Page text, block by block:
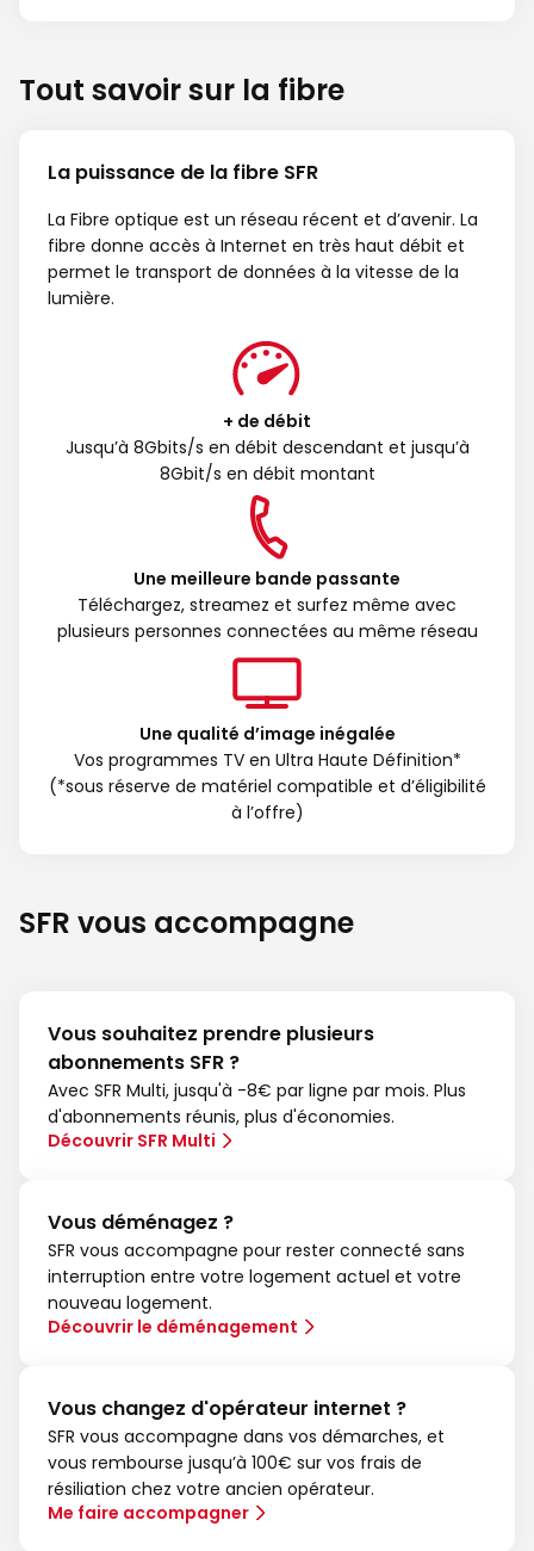
Tout savoir sur la fibre
La puissance de la fibre SFR
La Fibre optique est un réseau récent et d’avenir. La
fibre donne accès à Internet en très haut débit et
permet le transport de données à la vitesse de la
lumière.
+ de débit
Jusqu’à 8Gbits/s en débit descendant et jusqu’à
8Gbit/s en débit montant
Une meilleure bande passante
Téléchargez, streamez et surfez même avec
plusieurs personnes connectées au même réseau
Une qualité d’image inégalée
Vos programmes TV en Ultra Haute Définition*
(*sous réserve de matériel compatible et d’éligibilité
à l’offre)
SFR vous accompagne
Vous souhaitez prendre plusieurs
abonnements SFR ?
Avec SFR Multi, jusqu'à -8€ par ligne par mois. Plus
d'abonnements réunis, plus d'économies.
Découvrir SFR Multi
Vous déménagez ?
SFR vous accompagne pour rester connecté sans
interruption entre votre logement actuel et votre
nouveau logement.
Découvrir le déménagement
Vous changez d'opérateur internet ?
SFR vous accompagne dans vos démarches, et
vous rembourse jusqu’à 100€ sur vos frais de
résiliation chez votre ancien opérateur.
Me faire accompagner